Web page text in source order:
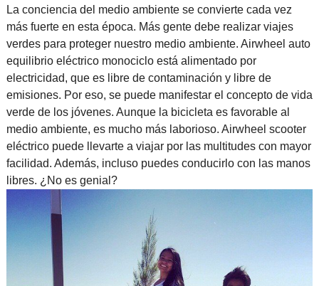
La conciencia del medio ambiente se convierte cada vez
más fuerte en esta época. Más gente debe realizar viajes
verdes para proteger nuestro medio ambiente. Airwheel auto
equilibrio eléctrico monocicloestá alimentado por
electricidad, que es libre de contaminación y libre de
emisiones. Por eso, se puede manifestar el concepto de vida
verde de los jóvenes. Aunque la bicicleta es favorable al
medio ambiente, es mucho más laborioso. Airwheel scooter
eléctrico puede llevarte a viajar por las multitudes con mayor
facilidad. Además, incluso puedes conducirlo con las manos
libres. ¿No es genial?